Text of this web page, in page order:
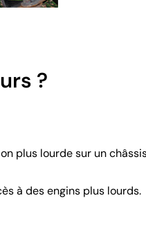
?
plus lourde sur un
à des engins plus lourds.